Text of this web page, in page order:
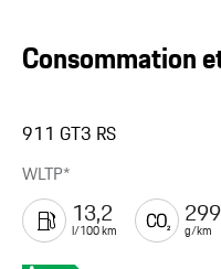
Consommation
911 GT3 RS
WLTP*
13,2
l/100 km
299
g/km